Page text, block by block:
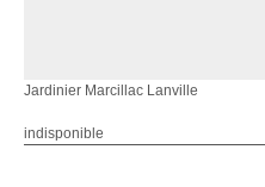
Jardinier Marcillac Lanville
indisponible